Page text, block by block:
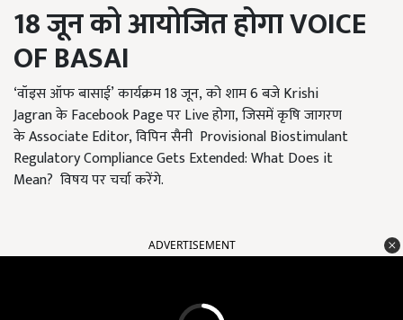
18जून को आयोजित होगाVOICE
OF BASAI
‘वॉइस ऑफ बासाई’ कार्यक्रम 18जून, को शाम 6बजेKrishi
Jagran के Facebook Page पर Live होगा, जिसमें कृषि जागरण
के Associate Editor, विपिन सैनी Provisional Biostimulant
Regulatory Compliance Gets Extended: What Does it
Mean? विषय पर चर्चा करेंगे.
ADVERTISEMENT